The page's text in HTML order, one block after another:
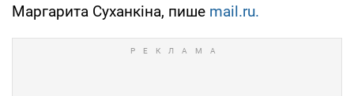
Маргарита Суханкіна, пише mail.ru.